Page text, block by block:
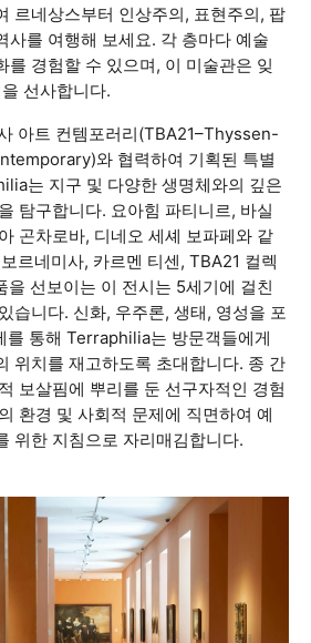
르네상스부터 인상주의, 표현주의, 팝
사를 여행해 보세요. 각 층마다 예술
를 경험할 수 있으며, 이 미술관은 잊
선사합니다.
아트 컨템포러리(TBA21–Thyssen-
와 협력하여 기획된 특별
는 지구 및 다양한 생명체와의 깊은
탐구합니다. 요아힘 파티니르, 바실
곤차로바, 디네오 세셰 보파페와 같
르네미사, 카르멘 티센, TBA21 컬렉
을 선보이는 이 전시는 5세기에 걸친
습니다. 신화, 우주론, 생태, 영성을 포
를 통해 Terraphilia는 방문객들에게
위치를 재고하도록 초대합니다. 종 간
보살핌에 뿌리를 둔 선구자적인 경험
환경 및 사회적 문제에 직면하여 예
위한 지침으로 자리매김합니다.